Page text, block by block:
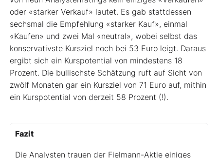
oder «starker Verkauf» lautet. Es gab stattdessen
sechsmal die Empfehlung «starker Kauf», einmal
«Kaufen» und zwei Mal «neutral», wobei selbst das
konservativste Kursziel noch bei 53 Euro leigt. Daraus
ergibt sich ein Kurspotential von mindestens 18
Prozent. Die bullischste Schätzung ruft auf Sicht von
zwölf Monaten gar ein Kursziel von 71 Euro auf, mithin
ein Kurspotential von derzeit 58 Prozent (!).
Fazit
Die Analysten trauen der Fielmann-Aktie einiges